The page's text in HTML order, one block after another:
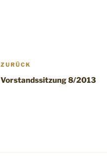
Beitragsnavigation
Vorheriger
Beitrag
ZURÜCK
Vorstandssitzung 8/2013